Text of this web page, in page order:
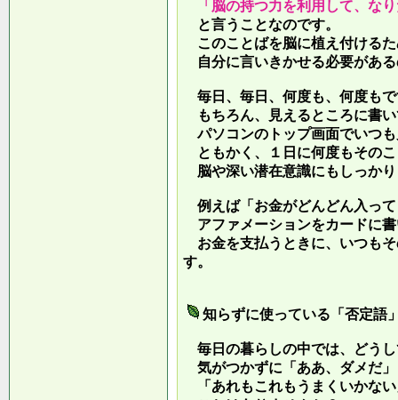
「脳の持つ力を利用して、な
と言うことなのです。
このことばを脳に植え付ける
自分に言いきかせる必要があ
毎日、毎日、何度も、何度も
もちろん、見えるところに書
パソコンのトップ画面でいつ
ともかく、１日に何度もその
脳や深い潜在意識にもしっか
例えば「お金がどんどん入っ
アファメーションをカードに
お金を支払うときに、いつも
す。
知らずに使っている「否定語
毎日の暮らしの中では、どう
気がつかずに「ああ、ダメだ
「あれもこれもうまくいかな